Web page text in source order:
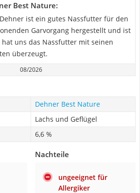
Best Nature:
ist ein gutes Nassfutter für den
Garvorgang hergestellt und ist
uns das Nassfutter mit seinen
überzeugt.
08/2026
Dehner Best Nature
Lachs und Geflügel
6,6 %
Nachteile
ungeeignet für
Allergiker